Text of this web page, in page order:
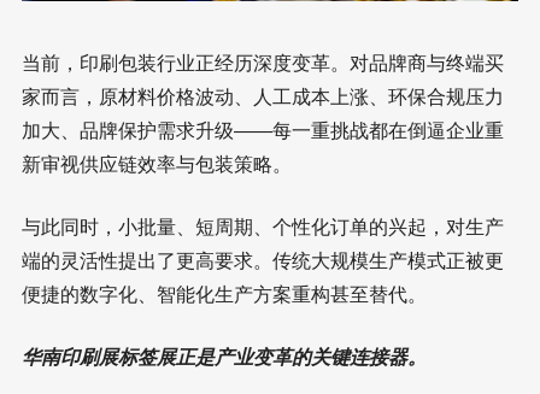
当前，印刷包装行业正经历深度变革。对品牌商与终端买
家而言，原材料价格波动、人工成本上涨、环保合规压力
加大、品牌保护需求升级——每一重挑战都在倒逼企业重
新审视供应链效率与包装策略。
与此同时，小批量、短周期、个性化订单的兴起，对生产
端的灵活性提出了更高要求。传统大规模生产模式正被更
便捷的数字化、智能化生产方案重构甚至替代。
华南印刷展标签展正是产业变革的关键连接器。